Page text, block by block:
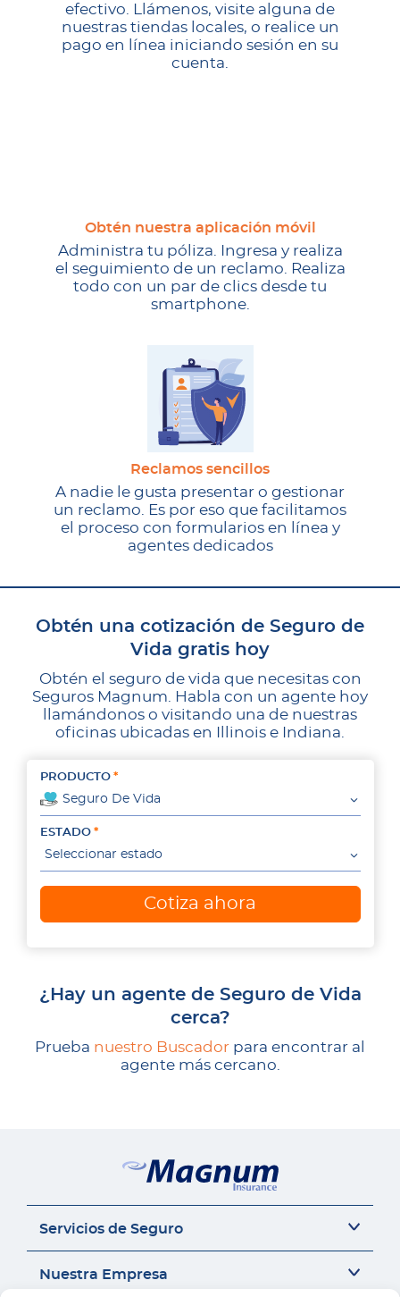
efectivo. Llámenos, visite alguna de
nuestras tiendas locales, o realice un
pago en línea iniciando sesión en su
cuenta.
Obtén nuestra aplicación móvil
Administra tu póliza. Ingresa y realiza
el seguimiento de un reclamo. Realiza
todo con un par de clics desde tu
smartphone.
Reclamos sencillos
A nadie le gusta presentar o gestionar
un reclamo. Es por eso que facilitamos
el proceso con formularios en línea y
agentes dedicados
Obtén una cotización de Seguro de
Vida gratis hoy
Obtén el seguro de vida que necesitas con
Seguros Magnum. Habla con un agente hoy
llamándonos o visitando una de nuestras
oficinas ubicadas en Illinois e Indiana.
PRODUCTO
Seguro De Vida
ESTADO
Seleccionar estado
Cotiza ahora
¿Hay un agente de Seguro de Vida
cerca?
Prueba nuestro Buscador para encontrar al
agente más cercano.
Servicios de Seguro
Seguro Sr22
Nuestra Empresa